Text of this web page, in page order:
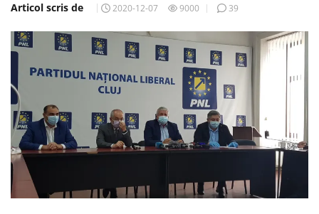
Articol scris de 2020-12-07 9000 39